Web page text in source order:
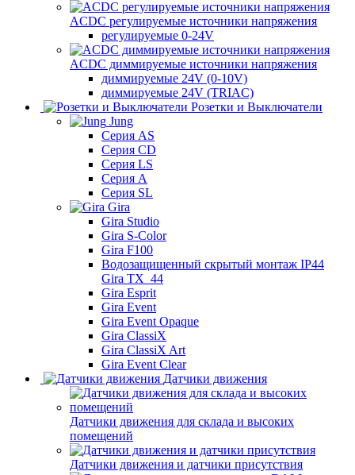
ACDC регулируемые источники напряжения
регулируемые 0-24V
ACDC диммируемые источники напряжения
диммируемые 24V (0-10V)
диммируемые 24V (TRIAC)
Розетки и Выключатели
Jung
Серия AS
Серия CD
Серия LS
Серия A
Серия SL
Gira
Gira Studio
Gira S-Color
Gira F100
Водозащищенный скрытый монтаж IP44
Gira TX_44
Gira Esprit
Gira Event
Gira Event Opaque
Gira ClassiX
Gira ClassiX Art
Gira Event Clear
Датчики движения
Датчики движения для склада и высоких
помещений
Датчики движения и датчики присутствия